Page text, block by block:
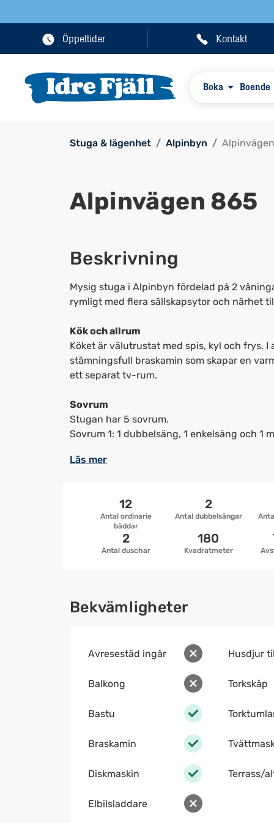
Öppettider Kontakt
Boka Boende
Stuga & lägenhet Alpinbyn
Alpinvägen 865
Beskrivning
Mysig stuga i Alpinbyn fördelad på 2
rymligt med flera sällskapsytor och närhet
Kök och allrum
Köket är välutrustat med spis, kyl och frys.
stämningsfull braskamin som skapar en
ett separat tv-rum.
Sovrum
Stugan har 5 sovrum.
Sovrum 1: 1 dubbelsäng, 1 enkelsäng och 1
Läs mer
Antal ordinarie
bäddar
12
Antal dubbelsängar
2
Antal duschar
2
Kvadratmeter
180
Bekvämligheter
Avresestäd ingår
Balkong
Bastu
Braskamin
Diskmaskin
Elbilsladdare
Husdjur
Torkskåp
Terrass/